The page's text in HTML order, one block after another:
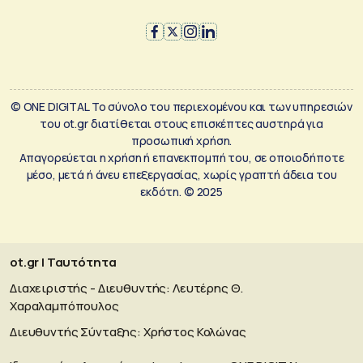
© ONE DIGITAL Το σύνολο του περιεχομένου και των υπηρεσιών
του ot.gr διατίθεται στους επισκέπτες αυστηρά για
προσωπική χρήση.
Απαγορεύεται η χρήση ή επανεκπομπή του, σε οποιοδήποτε
μέσο, μετά ή άνευ επεξεργασίας, χωρίς γραπτή άδεια του
εκδότη. © 2025
ot.gr | Ταυτότητα
Διαχειριστής - Διευθυντής: Λευτέρης Θ.
Χαραλαμπόπουλος
Διευθυντής Σύνταξης: Χρήστος Κολώνας